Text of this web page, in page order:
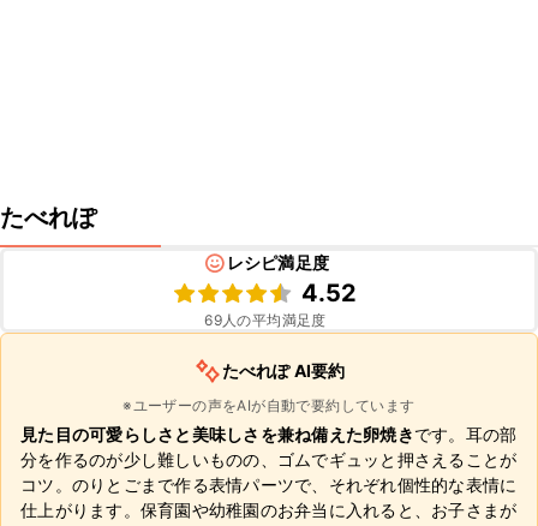
たべれぽ
レシピ満足度
4.52
69人の平均満足度
たべれぽ AI要約
※ユーザーの声をAIが自動で要約しています
見た目の可愛らしさと美味しさを兼ね備えた卵焼きです。耳の部
分を作るのが少し難しいものの、ゴムでギュッと押さえることが
コツ。のりとごまで作る表情パーツで、それぞれ個性的な表情に
仕上がります。保育園や幼稚園のお弁当に入れると、お子さまが